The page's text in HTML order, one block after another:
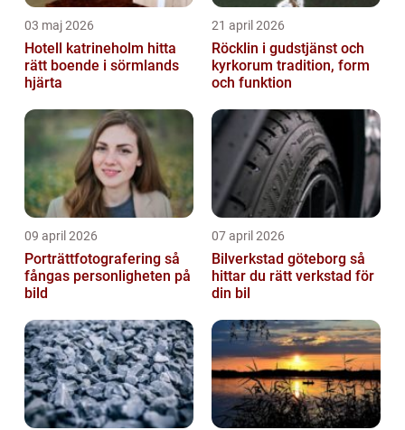
03 maj 2026
Hotell katrineholm hitta
rätt boende i sörmlands
hjärta
21 april 2026
Röcklin i gudstjänst och
kyrkorum tradition, form
och funktion
09 april 2026
Porträttfotografering så
fångas personligheten på
bild
07 april 2026
Bilverkstad göteborg så
hittar du rätt verkstad för
din bil